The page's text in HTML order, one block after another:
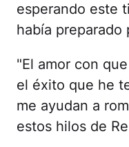
esperando este
había preparado
"El amor con
el éxito que he
me ayudan a
estos hilos de